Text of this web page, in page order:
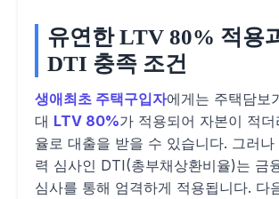
유연한 LTV 80% 적용
DTI 충족 조건
생애최초 주택구입자에게는 주택담보
대 LTV 80%가 적용되어 자본이 적
율로 대출을 받을 수 있습니다. 그러
력 심사인 DTI(총부채상환비율)는 금
심사를 통해 엄격하게 적용됩니다. 다